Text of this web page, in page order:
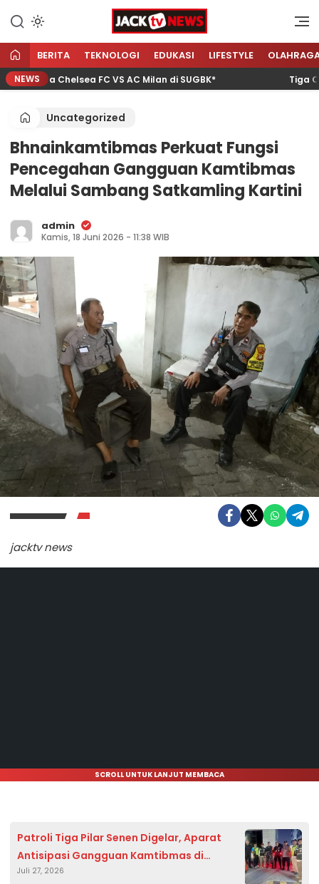
konten
Jacktvnews.com
Sumber Referensi Terpercaya
BERITA TEKNOLOGI EDUKASI LIFESTYLE
NEWS
Laga Chelsea FC VS AC Milan di SUGBK* Tiga
Uncategorized
Bhnainkamtibmas Perkuat Fungsi
Pencegahan Gangguan Kamtibmas
Melalui Sambang Satkamling Kartini
admin
Kamis, 18 Juni 2026 - 11:38 WIB
jacktv news
SCROLL UNTUK LANJUT MEMBACA
Patroli Tiga Pilar Senen Digelar, Aparat
Antisipasi Gangguan Kamtibmas di
Sejumlah Titik Strategis
Juli 27, 2026